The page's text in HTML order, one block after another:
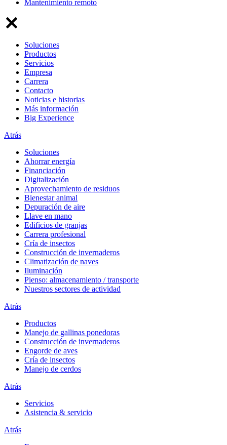
Mantenimiento remoto
Soluciones
Productos
Servicios
Empresa
Carrera
Contacto
Noticias e historias
Más información
Big Experience
Atrás
Soluciones
Ahorrar energía
Financiación
Digitalización
Aprovechamiento de residuos
Bienestar animal
Depuración de aire
Llave en mano
Edificios de granjas
Carrera profesional
Cría de insectos
Construcción de invernaderos
Climatización de naves
Iluminación
Pienso: almacenamiento / transporte
Nuestros sectores de actividad
Atrás
Productos
Manejo de gallinas ponedoras
Construcción de invernaderos
Engorde de aves
Cría de insectos
Manejo de cerdos
Atrás
Servicios
Asistencia & servicio
Atrás